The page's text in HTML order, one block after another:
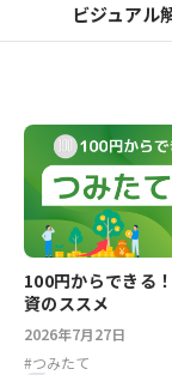
ビジュアル
100円からできる
資のススメ
2026年7月27日
#つみたて